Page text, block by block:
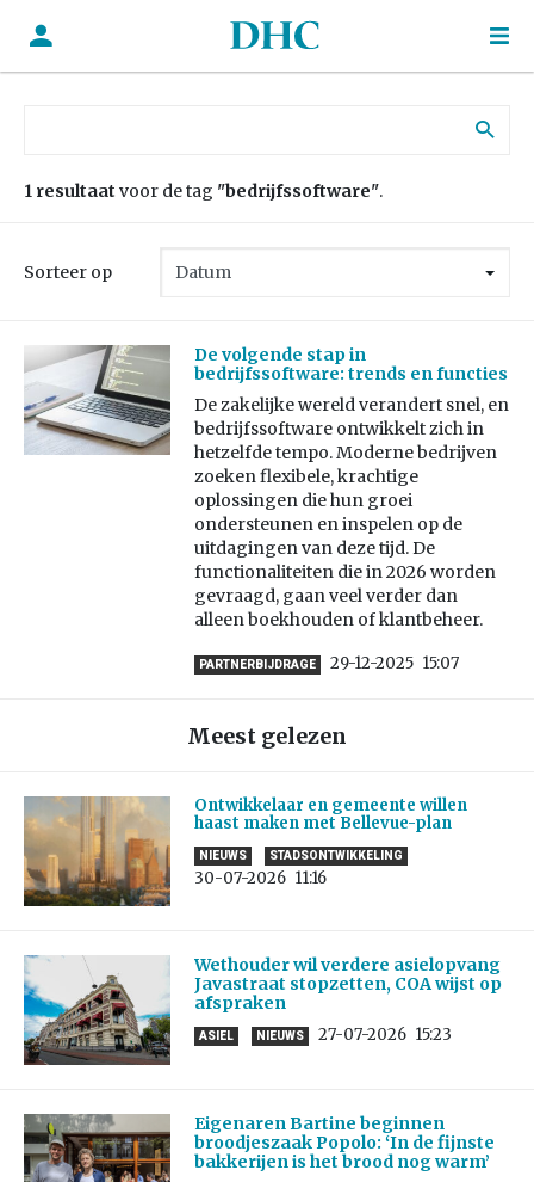
1 resultaat voor de tag "bedrijfssoftware".
Sorteer op
De volgende stap in
bedrijfssoftware: trends en functies
De zakelijke wereld verandert snel, en
bedrijfssoftware ontwikkelt zich in
hetzelfde tempo. Moderne bedrijven
zoeken flexibele, krachtige
oplossingen die hun groei
ondersteunen en inspelen op de
uitdagingen van deze tijd. De
functionaliteiten die in 2026 worden
gevraagd, gaan veel verder dan
alleen boekhouden of klantbeheer.
PARTNERBIJDRAGE 29-12-2025 15:07
Meest gelezen
Ontwikkelaar en gemeente willen
haast maken met Bellevue-plan
NIEUWS STADSONTWIKKELING
30-07-2026 11:16
Wethouder wil verdere asielopvang
Javastraat stopzetten, COA wijst op
afspraken
ASIEL NIEUWS 27-07-2026 15:23
Eigenaren Bartine beginnen
broodjeszaak Popolo: ‘In de fijnste
bakkerijen is het brood nog warm’